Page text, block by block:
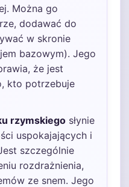
Można go
dodawać do
w skronie
bazowym). Jego
że jest
kto potrzebuje
rzymskiego słynie
uspokajających i
szczególnie
rozdrażnienia,
ze snem. Jego